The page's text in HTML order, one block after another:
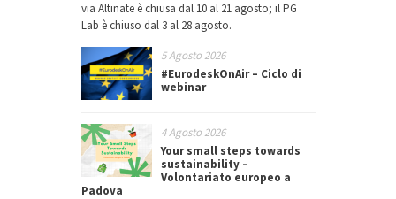
via Altinate è chiusa dal 10 al 21 agosto; il PG
Lab è chiuso dal 3 al 28 agosto.
5 Agosto 2026
#EurodeskOnAir – Ciclo di
webinar
4 Agosto 2026
Your small steps towards
sustainability –
Volontariato europeo a
Padova